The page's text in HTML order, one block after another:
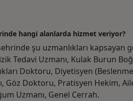
hangi alanlarda hizmet veriyor?
şu uzmanlıkları kapsayan
Tedavi Uzmanı, Kulak Burun
Doktoru, Diyetisyen
Göz Doktoru, Pratisyen Hekim,
Uzmanı, Genel Cerrah.